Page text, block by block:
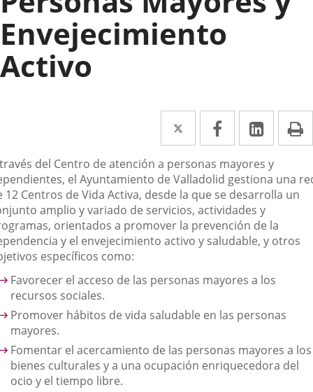
Envejecimiento
Activo
Twitter
Enlace
a
una
aplicación
externa.
Facebook
Enlace
a
una
aplicación
externa.
Enlace
a
una
del Centro de atención a personas mayores y
el Ayuntamiento de Valladolid gestiona una
12 Centros de Vida Activa, desde la que se desarrolla un
amplio y variado de servicios, actividades y
orientados a promover la prevención de la
y el envejecimiento activo y saludable, y otros
específicos como:
Favorecer el acceso de las personas mayores a los
recursos sociales.
Promover hábitos de vida saludable en las personas
mayores.
Fomentar el acercamiento de las personas mayores a los
bienes culturales y a una ocupación enriquecedora del
ocio y el tiempo libre.